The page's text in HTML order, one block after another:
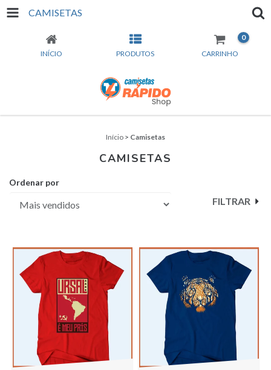
CAMISETAS
INÍCIO PRODUTOS CARRINHO
0
Início > Camisetas
CAMISETAS
Ordenar por
FILTRAR